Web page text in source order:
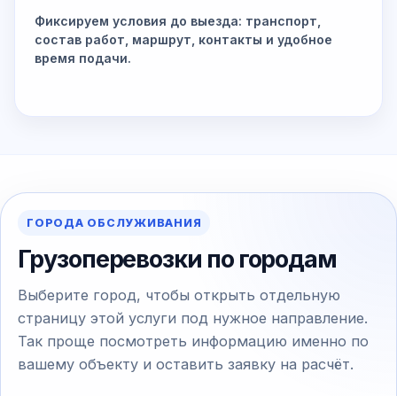
Фиксируем условия до выезда: транспорт,
состав работ, маршрут, контакты и удобное
время подачи.
ГОРОДА ОБСЛУЖИВАНИЯ
Грузоперевозки по городам
Выберите город, чтобы открыть отдельную
страницу этой услуги под нужное направление.
Так проще посмотреть информацию именно по
вашему объекту и оставить заявку на расчёт.